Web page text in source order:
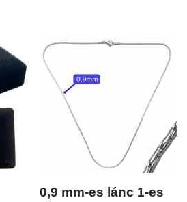
0,9 mm-es lánc 1-es